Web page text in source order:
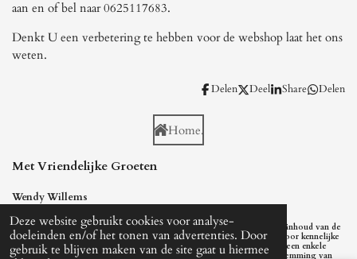
Deze website gebruikt cookies voor analyse-
doeleinden en/of het tonen van advertenties. Door
gebruik te blijven maken van de site gaat u hiermee
aan en of bel naar 0625117683.
Denkt U een verbetering te hebben voor de webshop laat het ons
weten.
Delen Deel Share Delen
Home.
Met Vriendelijke Groeten
Wendy Willems
Glazenschuifwandenconcurrent.nl heeft met grote zorg en aandacht de inhoud van de
website samengesteld.Wij kunnen geen aansprakelijkheid accepteren voor kennelijke
typefouten. De inhoud van deze site in welke vorm dan ook, mag op geen enkele
wijze gebruikt of vermenigvuldigd worden zonder uitdrukkelijke toestemming van